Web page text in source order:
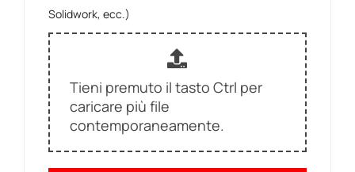
Solidwork, ecc.)
Tieni premuto il tasto Ctrl per
caricare più file
contemporaneamente.